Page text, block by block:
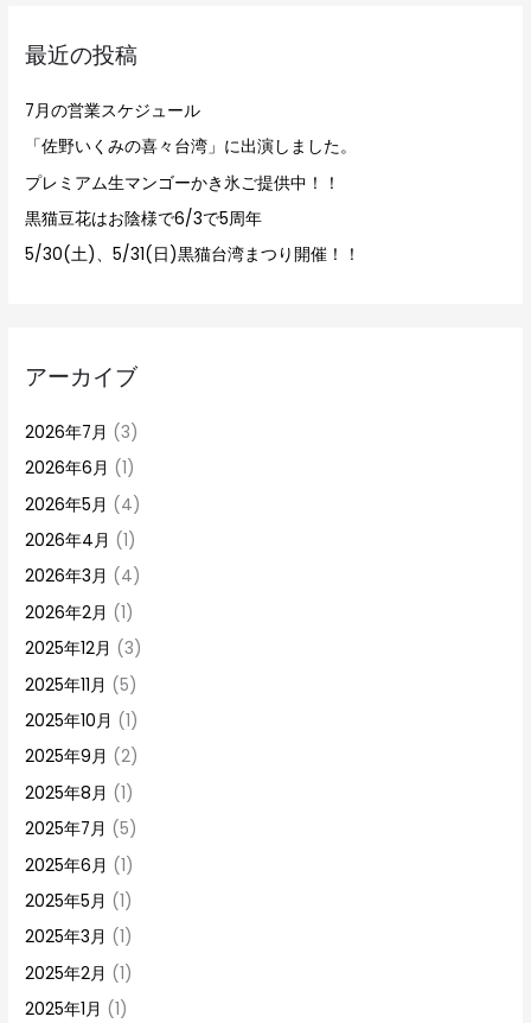
:最近の投稿
7月の営業スケジュール
「佐野いくみの喜々台湾」に出演しました。
プレミアム生マンゴーかき氷ご提供中！！
黒猫豆花はお陰様で6/3で5周年
5/30(土)、5/31(日)黒猫台湾まつり開催！！
アーカイブ
2026年7月 (3)
2026年6月 (1)
2026年5月 (4)
2026年4月 (1)
2026年3月 (4)
2026年2月 (1)
2025年12月 (3)
2025年11月 (5)
2025年10月 (1)
2025年9月 (2)
2025年8月 (1)
2025年7月 (5)
2025年6月 (1)
2025年5月 (1)
2025年3月 (1)
2025年2月 (1)
2025年1月 (1)